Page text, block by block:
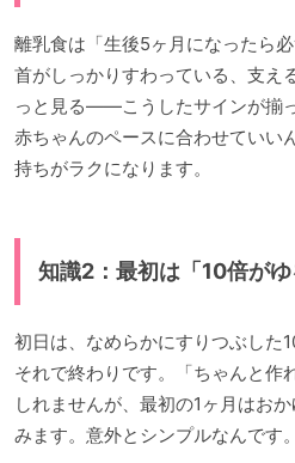
離乳食は「生後5ヶ月になったら
首がしっかりすわっている、支え
っと見る——こうしたサインが揃
赤ちゃんのペースに合わせていい
持ちがラクになります。
知識2：最初は「10倍が
初日は、なめらかにすりつぶした
それで終わりです。「ちゃんと作
しれませんが、最初の1ヶ月はお
みます。意外とシンプルなんです。